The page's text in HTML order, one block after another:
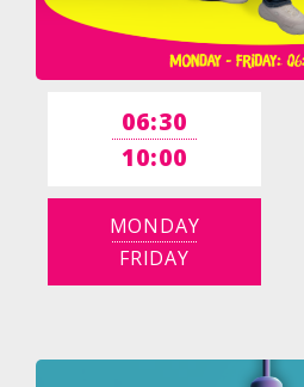
06:30
10:00
MONDAY
FRIDAY